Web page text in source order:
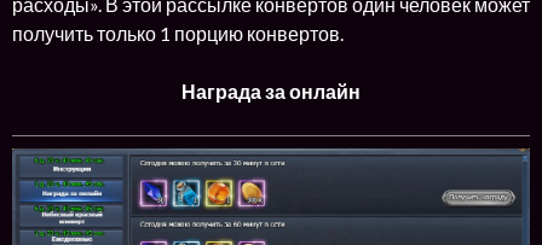
получить только 1 порцию конвертов.
Награда за онлайн